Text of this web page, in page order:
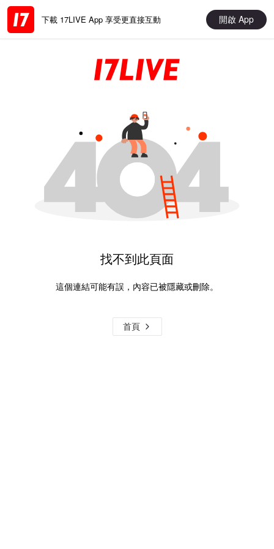
下載 17LIVE App 享受更直接互動 開啟 App
找不到此頁面
這個連結可能有誤，內容已被隱藏或刪除。
首頁